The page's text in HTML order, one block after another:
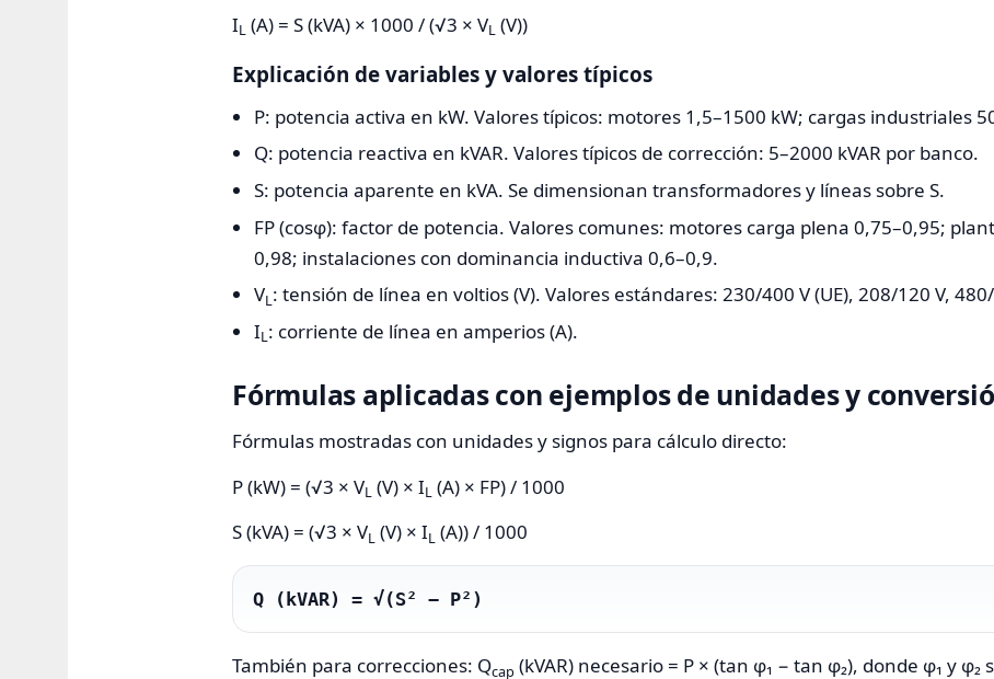
IL (A) = S (kVA) × 1000 / (√3 × VL (V))
Explicación de variables y valores típicos
P: potencia activa en kW. Valores típicos: motores 1,5–1500 kW; cargas industriales
Q: potencia reactiva en kVAR. Valores típicos de corrección: 5–2000 kVAR por banco.
S: potencia aparente en kVA. Se dimensionan transformadores y líneas sobre S.
FP (cosφ): factor de potencia. Valores comunes: motores carga plena 0,75–0,95;
0,98; instalaciones con dominancia inductiva 0,6–0,9.
VL : tensión de línea en voltios (V). Valores estándares: 230/400 V (UE), 208/120 V,
IL: corriente de línea en amperios (A).
Fórmulas aplicadas con ejemplos de unidades y
Fórmulas mostradas con unidades y signos para cálculo directo:
P (kW) = (√3 × VL (V) × IL (A) × FP) / 1000
S (kVA) = (√3 × VL (V) × IL (A)) / 1000
Q (kVAR) = √(S² − P²)
También para correcciones: Qcap (kVAR) necesario = P × (tan φ₁ − tan φ₂), donde φ₁ y